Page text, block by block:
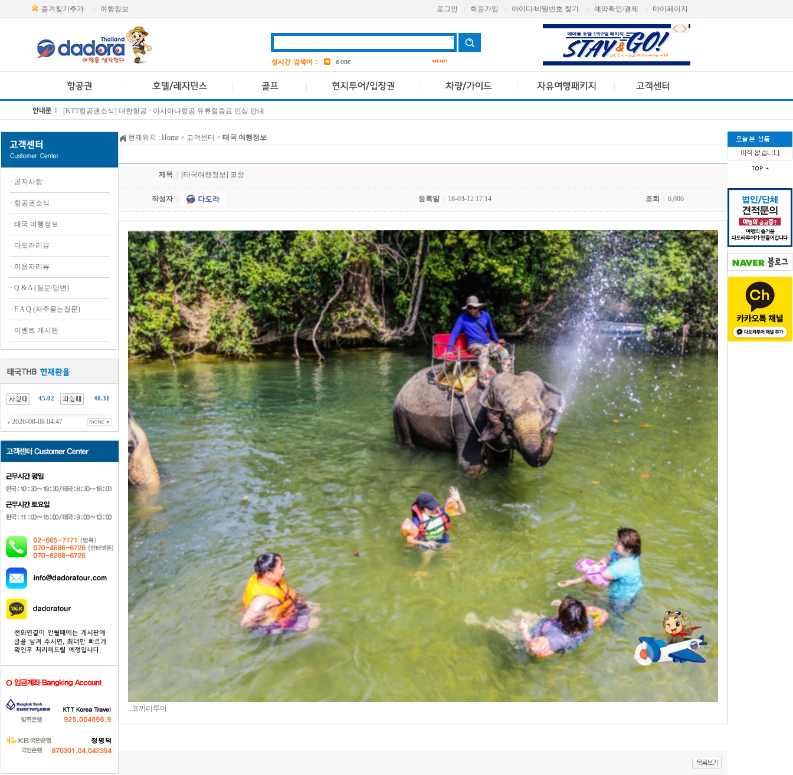
즐겨찾기추가 여행정보 로그인 회원가입 아이디/비밀번호 찾기 예약확인/결제
마이페이지
aetas
bangkok
7
Avani
a one
ASQ
pcr 4
[KTT항공권소식] 대한항공 · 아시아나항공 유류할증료 인상 안내
· 공지사항
· 항공권소식
· 태국 여행정보
· 다도라리뷰
· 이용자리뷰
· Q & A (질문/답변)
· F A Q (자주묻는질문)
· 이벤트 게시판
45.02 40.31
2026-08-08 04:47
현재위치 : Home > 고객센터 > 태국 여행정보
제목 [태국여행정보] 코창
작성자 등록일 18-03-12 17:14 조회 6,006
..코끼리투어